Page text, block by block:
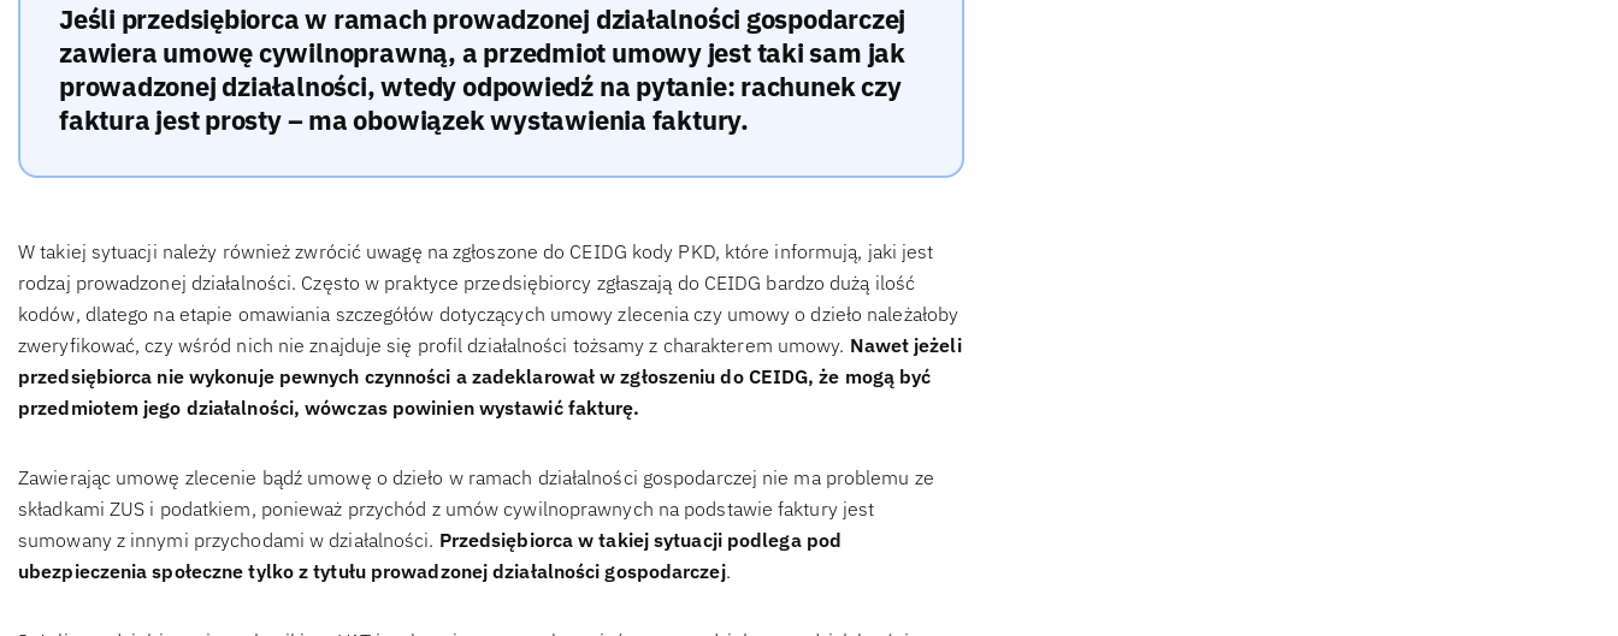
Jeśli przedsiębiorca w ramach prowadzonej działalności gospodarczej
zawiera umowę cywilnoprawną, a przedmiot umowy jest taki sam jak
prowadzonej działalności, wtedy odpowiedź na pytanie: rachunek czy
faktura jest prosty – ma obowiązek wystawienia faktury.
W takiej sytuacji należy również zwrócić uwagę na zgłoszone do CEIDG kody PKD, które informują, jaki jest
rodzaj prowadzonej działalności. Często w praktyce przedsiębiorcy zgłaszają do CEIDG bardzo dużą ilość
kodów, dlatego na etapie omawiania szczegółów dotyczących umowy zlecenia czy umowy o dzieło należałoby
zweryfikować, czy wśród nich nie znajduje się profil działalności tożsamy z charakterem umowy. Nawet jeżeli
przedsiębiorca nie wykonuje pewnych czynności a zadeklarował w zgłoszeniu do CEIDG, że mogą być
przedmiotem jego działalności, wówczas powinien wystawić fakturę.
Zawierając umowę zlecenie bądź umowę o dzieło w ramach działalności gospodarczej nie ma problemu ze
składkami ZUS i podatkiem, ponieważ przychód z umów cywilnoprawnych na podstawie faktury jest
sumowany z innymi przychodami w działalności. Przedsiębiorca w takiej sytuacji podlega pod
ubezpieczenia społeczne tylko z tytułu prowadzonej działalności gospodarczej.